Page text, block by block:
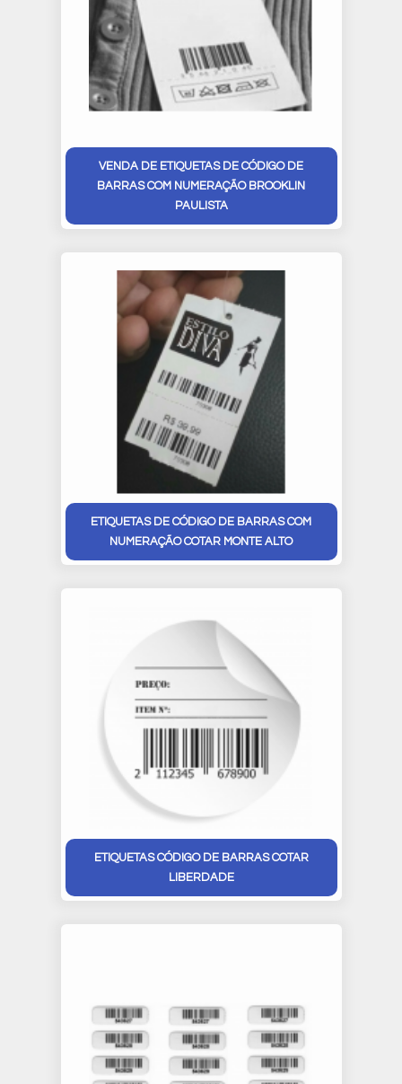
VENDA DE ETIQUETAS DE CÓDIGO DE
BARRAS COM NUMERAÇÃO BROOKLIN
PAULISTA
ETIQUETAS DE CÓDIGO DE BARRAS COM
NUMERAÇÃO COTAR MONTE ALTO
ETIQUETAS CÓDIGO DE BARRAS COTAR
LIBERDADE